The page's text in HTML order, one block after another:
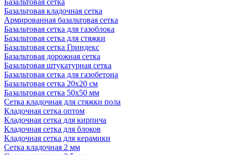
Базальтовая сетка
Базальтовая кладочная сетка
Армированная базальтовая сетка
Базальтовая сетка для газоблока
Базальтовая сетка для стяжки
Базальтовая сетка Гриндекс
Базальтовая дорожная сетка
Базальтовая штукатурная сетка
Базальтовая сетка для газобетона
Базальтовая сетка 20x20 см
Базальтовая сетка 50x50 мм
Сетка кладочная для стяжки пола
Кладочная сетка оптом
Кладочная сетка для кирпича
Кладочная сетка для блоков
Кладочная сетка для керамики
Сетка кладочная 2 мм